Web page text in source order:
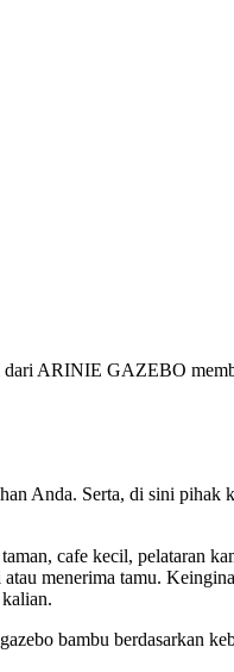
ARINIE GAZEBO
Anda. Serta, di sini pihak
cafe kecil, pelataran
menerima tamu.
bambu berdasarkan